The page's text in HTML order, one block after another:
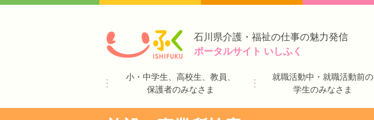
石川県介護・福祉の仕事の魅力発信
ポータルサイト いしふく
小・中学生、高校生、教員、
保護者のみなさま
就職活動中・就職活動前の
学生のみなさま